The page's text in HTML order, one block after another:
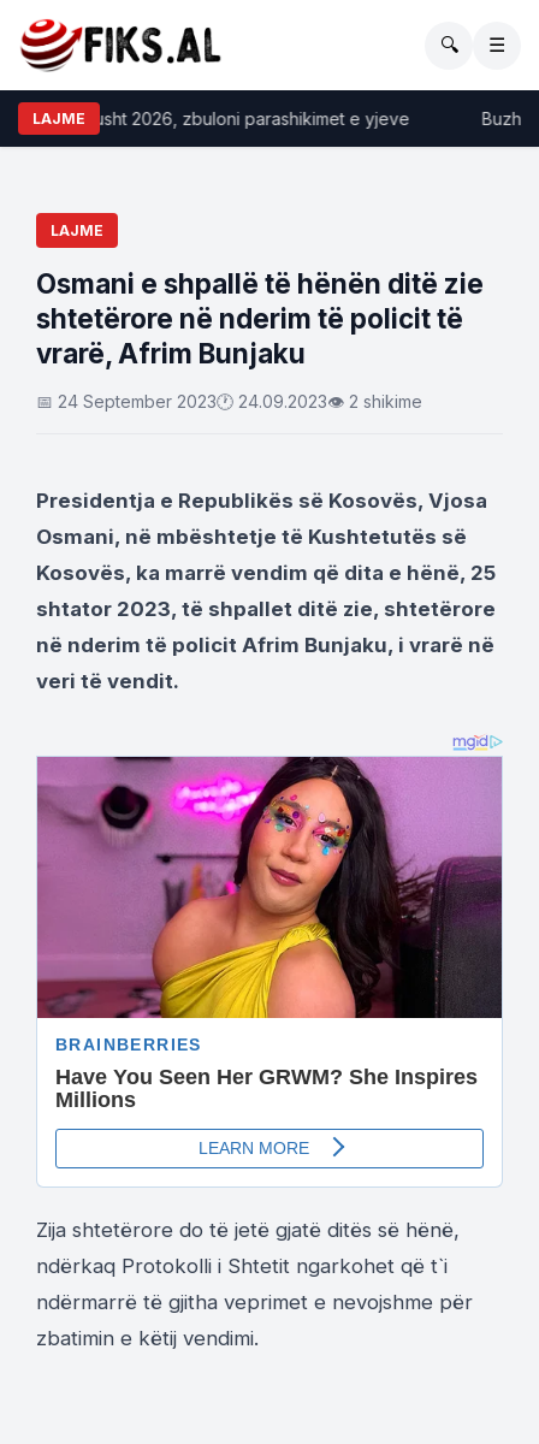
🔍 ☰
LAJME
10 gusht 2026, zbuloni parashikimet e yjeve
LAJME
Osmani e shpallë të hënën ditë zie
shtetërore në nderim të policit të
vrarë, Afrim Bunjaku
📅 24 September 2023🕐 24.09.2023👁 2 shikime
Presidentja e Republikës së Kosovës, Vjosa
Osmani, në mbështetje të Kushtetutës së
Kosovës, ka marrë vendim që dita e hënë, 25
shtator 2023, të shpallet ditë zie, shtetërore
në nderim të policit Afrim Bunjaku, i vrarë në
veri të vendit.
Zija shtetërore do të jetë gjatë ditës së hënë,
ndërkaq Protokolli i Shtetit ngarkohet që t`i
ndërmarrë të gjitha veprimet e nevojshme për
zbatimin e këtij vendimi.